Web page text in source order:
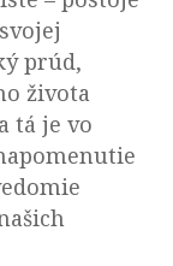
prúd,
života
tá je vo